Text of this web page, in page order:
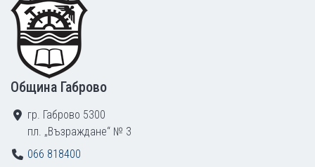
Община Габрово
гр. Габрово 5300
пл. „Възраждане“ № 3
066 818400